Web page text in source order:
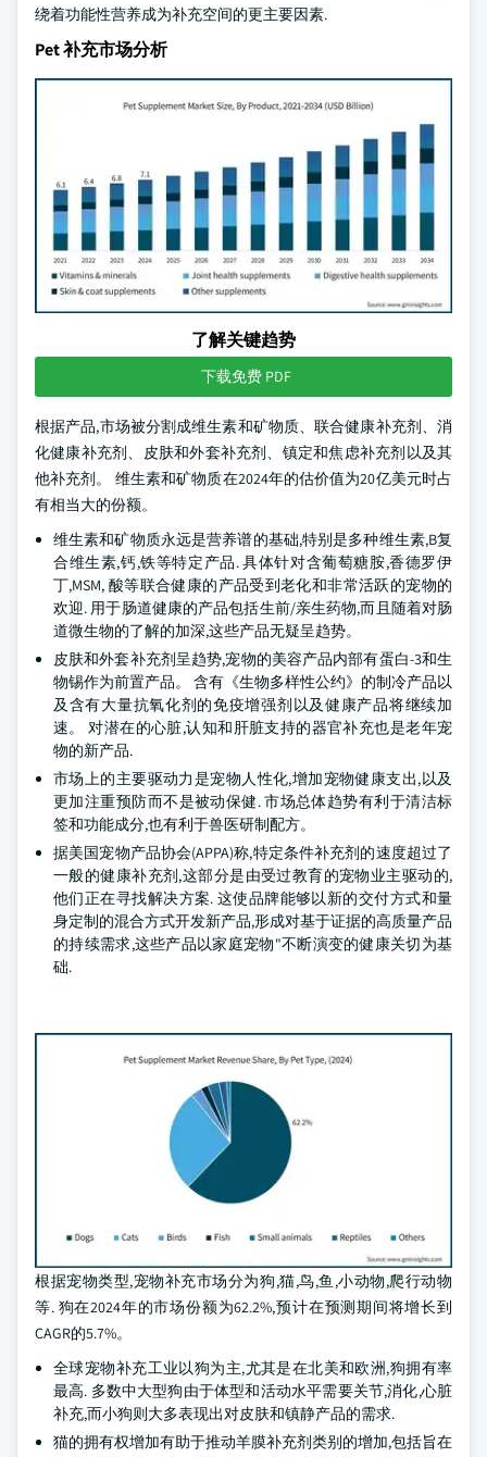
绕着功能性营养成为补充空间的更主要因素.
Pet 补充市场分析
了解关键趋势
下载免费 PDF
根据产品,市场被分割成维生素和矿物质、联合健康补充剂、消
化健康补充剂、皮肤和外套补充剂、镇定和焦虑补充剂以及其
他补充剂。 维生素和矿物质在2024年的估价值为20亿美元时占
有相当大的份额。
维生素和矿物质永远是营养谱的基础,特别是多种维生素,B复
合维生素,钙,铁等特定产品. 具体针对含葡萄糖胺,香德罗伊
丁,MSM, 酸等联合健康的产品受到老化和非常活跃的宠物的
欢迎. 用于肠道健康的产品包括生前/亲生药物,而且随着对肠
道微生物的了解的加深,这些产品无疑呈趋势。
皮肤和外套补充剂呈趋势,宠物的美容产品内部有蛋白-3和生
物锡作为前置产品。 含有《生物多样性公约》的制冷产品以
及含有大量抗氧化剂的免疫增强剂以及健康产品将继续加
速。 对潜在的心脏,认知和肝脏支持的器官补充也是老年宠
物的新产品.
市场上的主要驱动力是宠物人性化,增加宠物健康支出,以及
更加注重预防而不是被动保健. 市场总体趋势有利于清洁标
签和功能成分,也有利于兽医研制配方。
据美国宠物产品协会(APPA)称,特定条件补充剂的速度超过了
一般的健康补充剂,这部分是由受过教育的宠物业主驱动的,
他们正在寻找解决方案. 这使品牌能够以新的交付方式和量
身定制的混合方式开发新产品,形成对基于证据的高质量产品
的持续需求,这些产品以家庭宠物"不断演变的健康关切为基
础.
根据宠物类型,宠物补充市场分为狗,猫,鸟,鱼,小动物,爬行动物
等. 狗在2024年的市场份额为62.2%,预计在预测期间将增长到
CAGR的5.7%。
全球宠物补充工业以狗为主,尤其是在北美和欧洲,狗拥有率
最高. 多数中大型狗由于体型和活动水平需要关节,消化,心脏
补充,而小狗则大多表现出对皮肤和镇静产品的需求.
猫的拥有权增加有助于推动羊膜补充剂类别的增加,包括旨在